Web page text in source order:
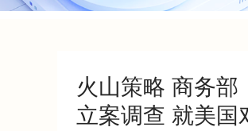
火山策略 商务
立案调查 就美